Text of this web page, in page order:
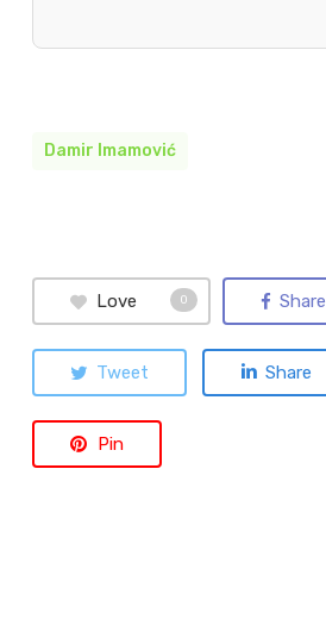
Damir Imamović
Love 0 Share
Tweet Share
Pin